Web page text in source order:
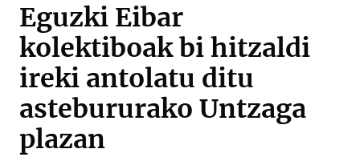
Eguzki Eibar
kolektiboak bi hitzaldi
ireki antolatu ditu
astebururako Untzaga
plazan